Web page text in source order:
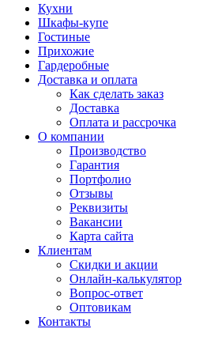
Кухни
Шкафы-купе
Гостиные
Прихожие
Гардеробные
Доставка и оплата
Как сделать заказ
Доставка
Оплата и рассрочка
О компании
Производство
Гарантия
Портфолио
Отзывы
Реквизиты
Вакансии
Карта сайта
Клиентам
Скидки и акции
Онлайн-калькулятор
Вопрос-ответ
Оптовикам
Контакты